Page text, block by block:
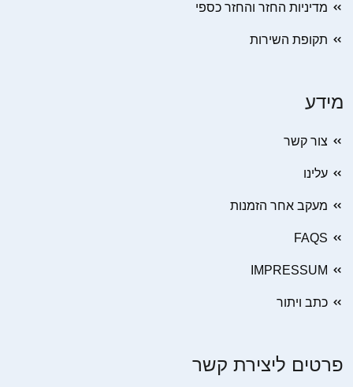
מדיניות החזר והחזר כספי
תקופת השירות
מידע
צור קשר
עלינו
מעקב אחר הזמנות
FAQS
IMPRESSUM
כתב ויתור
פרטים ליצירת קשר